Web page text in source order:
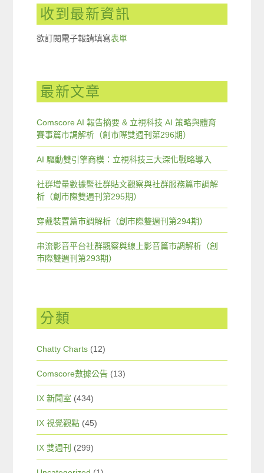
收到最新資訊
欲訂閱電子報請填寫表單
最新文章
Comscore AI 報告摘要 & 立視科技 AI 策略與體育
賽事篇市調解析（創市際雙週刊第296期）
AI 驅動雙引擎商模：立視科技三大深化戰略導入
社群增量數據暨社群貼文觀察與社群服務篇市調解
析（創市際雙週刊第295期）
穿戴裝置篇市調解析（創市際雙週刊第294期）
串流影音平台社群觀察與線上影音篇市調解析（創
市際雙週刊第293期）
分類
Chatty Charts (12)
Comscore數據公告 (13)
IX 新聞室 (434)
IX 視覺觀點 (45)
IX 雙週刊 (299)